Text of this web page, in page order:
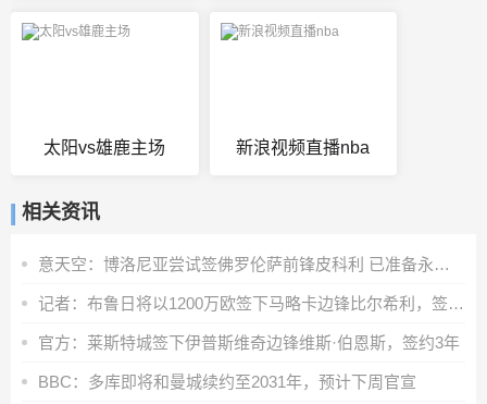
太阳vs雄鹿主场 新浪视频直播nba
相关资讯
意天空：博洛尼亚尝试签佛罗伦萨前锋皮科利 已准备永久转会报价
记者：布鲁日将以1200万欧签下马略卡边锋比尔希利，签约至2030年
官方：莱斯特城签下伊普斯维奇边锋维斯·伯恩斯，签约3年
BBC：多库即将和曼城续约至2031年，预计下周官宣